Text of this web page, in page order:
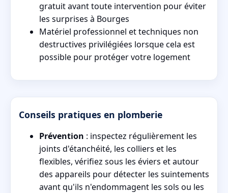
gratuit avant toute intervention pour éviter
les surprises à Bourges
Matériel professionnel et techniques non
destructives privilégiées lorsque cela est
possible pour protéger votre logement
Conseils pratiques en plomberie
Prévention : inspectez régulièrement les
joints d'étanchéité, les colliers et les
flexibles, vérifiez sous les éviers et autour
des appareils pour détecter les suintements
avant qu'ils n'endommagent les sols ou les